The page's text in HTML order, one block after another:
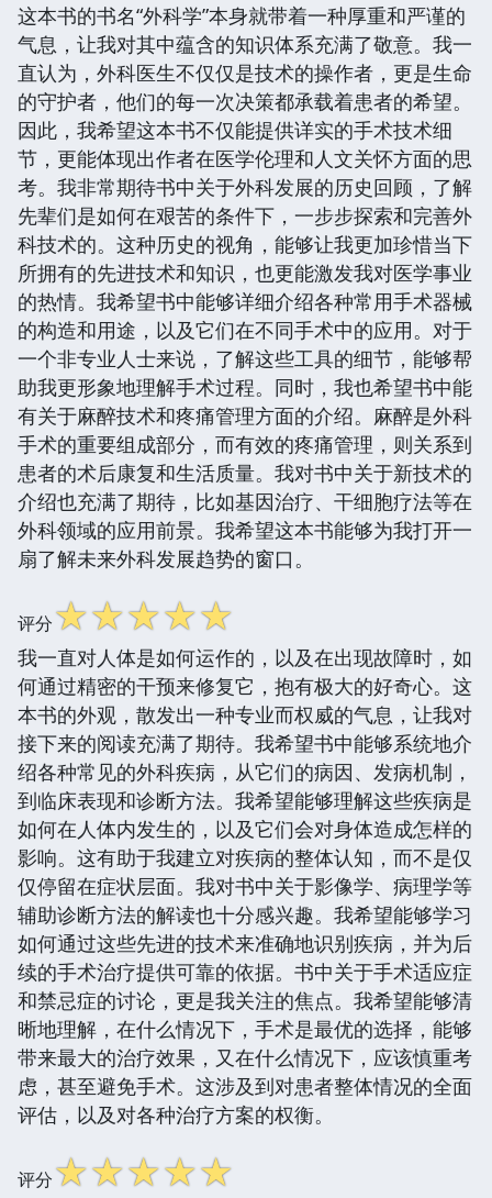
这本书的书名“外科学”本身就带着一种厚重和严谨的
气息，让我对其中蕴含的知识体系充满了敬意。我一
直认为，外科医生不仅仅是技术的操作者，更是生命
的守护者，他们的每一次决策都承载着患者的希望。
因此，我希望这本书不仅能提供详实的手术技术细
节，更能体现出作者在医学伦理和人文关怀方面的思
考。我非常期待书中关于外科发展的历史回顾，了解
先辈们是如何在艰苦的条件下，一步步探索和完善外
科技术的。这种历史的视角，能够让我更加珍惜当下
所拥有的先进技术和知识，也更能激发我对医学事业
的热情。我希望书中能够详细介绍各种常用手术器械
的构造和用途，以及它们在不同手术中的应用。对于
一个非专业人士来说，了解这些工具的细节，能够帮
助我更形象地理解手术过程。同时，我也希望书中能
有关于麻醉技术和疼痛管理方面的介绍。麻醉是外科
手术的重要组成部分，而有效的疼痛管理，则关系到
患者的术后康复和生活质量。我对书中关于新技术的
介绍也充满了期待，比如基因治疗、干细胞疗法等在
外科领域的应用前景。我希望这本书能够为我打开一
扇了解未来外科发展趋势的窗口。
评分☆☆☆☆☆
我一直对人体是如何运作的，以及在出现故障时，如
何通过精密的干预来修复它，抱有极大的好奇心。这
本书的外观，散发出一种专业而权威的气息，让我对
接下来的阅读充满了期待。我希望书中能够系统地介
绍各种常见的外科疾病，从它们的病因、发病机制，
到临床表现和诊断方法。我希望能够理解这些疾病是
如何在人体内发生的，以及它们会对身体造成怎样的
影响。这有助于我建立对疾病的整体认知，而不是仅
仅停留在症状层面。我对书中关于影像学、病理学等
辅助诊断方法的解读也十分感兴趣。我希望能够学习
如何通过这些先进的技术来准确地识别疾病，并为后
续的手术治疗提供可靠的依据。书中关于手术适应症
和禁忌症的讨论，更是我关注的焦点。我希望能够清
晰地理解，在什么情况下，手术是最优的选择，能够
带来最大的治疗效果，又在什么情况下，应该慎重考
虑，甚至避免手术。这涉及到对患者整体情况的全面
评估，以及对各种治疗方案的权衡。
评分☆☆☆☆☆